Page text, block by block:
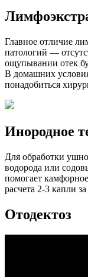
Главное отличие
патологий —
ощупывании отек
В домашних
понадобиться
Инородное
Для обработки
водорода или
помогает
расчета 2-3 капли за
Отодектоз